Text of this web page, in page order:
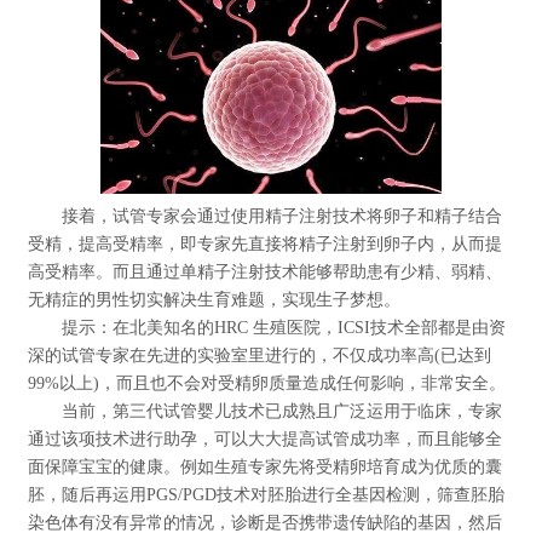
接着，试管专家会通过使用精子注射技术将卵子和精子结合
受精，提高受精率，即专家先直接将精子注射到卵子内，从而提
高受精率。而且通过单精子注射技术能够帮助患有少精、弱精、
无精症的男性切实解决生育难题，实现生子梦想。
提示：在北美知名的HRC 生殖医院，ICSI技术全部都是由资
深的试管专家在先进的实验室里进行的，不仅成功率高(已达到
99%以上)，而且也不会对受精卵质量造成任何影响，非常安全。
当前，第三代试管婴儿技术已成熟且广泛运用于临床，专家
通过该项技术进行助孕，可以大大提高试管成功率，而且能够全
面保障宝宝的健康。例如生殖专家先将受精卵培育成为优质的囊
胚，随后再运用PGS/PGD技术对胚胎进行全基因检测，筛查胚胎
染色体有没有异常的情况，诊断是否携带遗传缺陷的基因，然后